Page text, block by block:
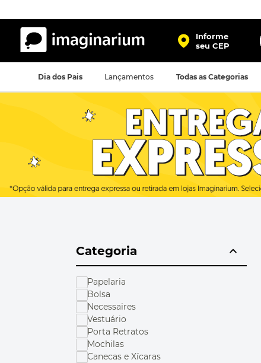
Informe
seu CEP
Dia dos Pais Lançamentos Todas as Categorias
Categoria
Papelaria
Bolsa
Necessaires
Vestuário
Porta Retratos
Mochilas
Canecas e Xícaras
TERMOS MAIS BUSCADOS
harry potter
porta retrato
4º
mochila
5º
caneca
6º
luminaria
9º
friends